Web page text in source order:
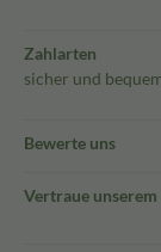
Zahlarten
sicher und
Bewerte uns
Vertraue